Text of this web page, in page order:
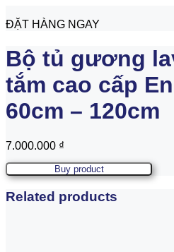
ĐẶT HÀNG NGAY
Bộ tủ gương
tắm cao cấp
60cm – 120cm
7.000.000 ₫
Buy product
Related products